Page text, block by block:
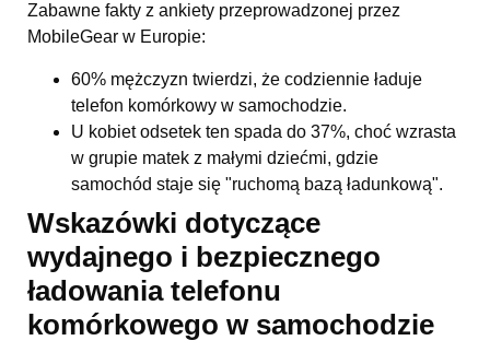
Zabawne fakty z ankiety przeprowadzonej przez
MobileGear w Europie:
60% mężczyzn twierdzi, że codziennie ładuje
telefon komórkowy w samochodzie.
U kobiet odsetek ten spada do 37%, choć wzrasta
w grupie matek z małymi dziećmi, gdzie
samochód staje się "ruchomą bazą ładunkową".
Wskazówki dotyczące
wydajnego i bezpiecznego
ładowania telefonu
komórkowego w samochodzie